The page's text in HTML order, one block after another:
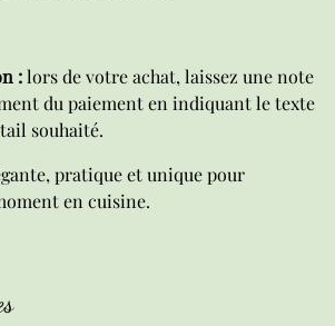
:lors de votre achat, laissez une note
du paiement en indiquant le texte
souhaité.
pratique et unique pour
en cuisine.